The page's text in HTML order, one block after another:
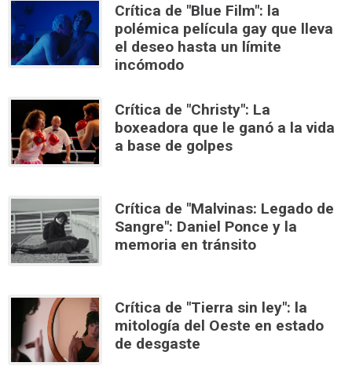
Crítica de "Blue Film": la
polémica película gay que lleva
el deseo hasta un límite
incómodo
Crítica de "Christy": La
boxeadora que le ganó a la vida
a base de golpes
Crítica de "Malvinas: Legado de
Sangre": Daniel Ponce y la
memoria en tránsito
Crítica de "Tierra sin ley": la
mitología del Oeste en estado
de desgaste